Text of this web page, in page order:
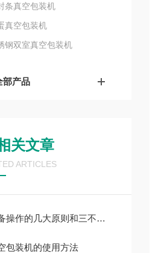
条真空包装机
真空包装机
钢双室真空包装机
部产品
关文章
ARTICLES
操作的几大原则和三不放过
包装机的使用方法